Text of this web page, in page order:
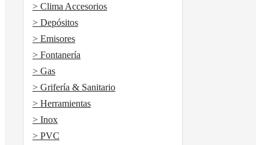
> Clima Accesorios
> Depósitos
> Emisores
> Fontanería
> Gas
> Grifería & Sanitario
> Herramientas
> Inox
> PVC